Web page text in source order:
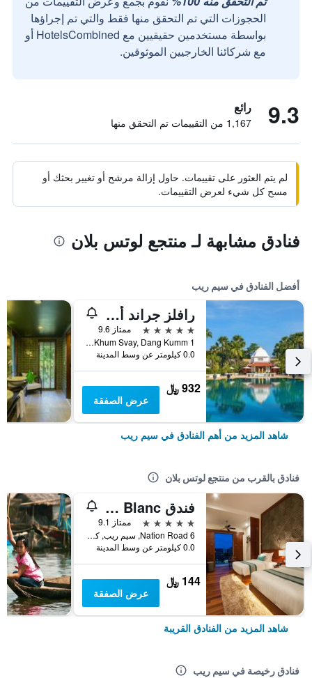
الحجوزات التي تم التحقق منها فقط والتي تم إجراؤها
بواسطة مستخدمين حقيقيين مع HotelsCombined أو
مع شركائنا الخارجيين الموثوقين.
9.3 رائع
1,167 من التقييمات تم التحقق منها
لم يتم العثور على تقييمات. حاول إزالة مرشح أو تغيير بحثك أو
مسح كل شيء لعرض التقييمات.
فنادق مشابهة لـ منتجع لوتس بلان
أفضل الفنادق في سيم ريب
رافلز جراند أوتل دانجكور
5 نجوم
ممتاز 9.6
1 Vithei Charles de Gaulle, Khum Svay, Dang Kumm, سيم ريب, كمبوديا
0.0 كيلومتر عن وسط المدينة
932 ﷼
عرض الصفقة
شاهد المزيد من أهم الفنادق في سيم ريب
فنادق بالقرب من منتجع لوتس بلان
فندق Lotus Blanc
5 نجوم
ممتاز 9.1
Nation Road 6, سيم ريب, كمبوديا
0.0 كيلومتر عن وسط المدينة
144 ﷼
عرض الصفقة
شاهد المزيد من الفنادق القريبة
فنادق رخيصة في سيم ريب